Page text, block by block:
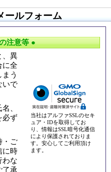
ールフォーム
注意等 ●
、異
に全
う
いで
当社はアルファSSLのセキ
ュア・IDを取得してお
り、情報はSSL暗号化通信
により保護されておりま
す。安心してご利用頂け
ます。
、
必ず
・ご
に時
わな
了承